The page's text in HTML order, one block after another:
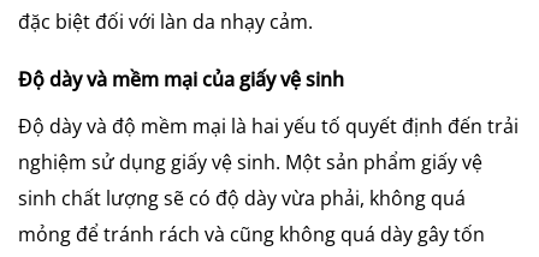
đặc biệt đối với làn da nhạy cảm.
Độ dày và mềm mại của giấy vệ sinh
Độ dày và độ mềm mại là hai yếu tố quyết định đến trải
nghiệm sử dụng giấy vệ sinh. Một sản phẩm giấy vệ
sinh chất lượng sẽ có độ dày vừa phải, không quá
mỏng để tránh rách và cũng không quá dày gây tốn